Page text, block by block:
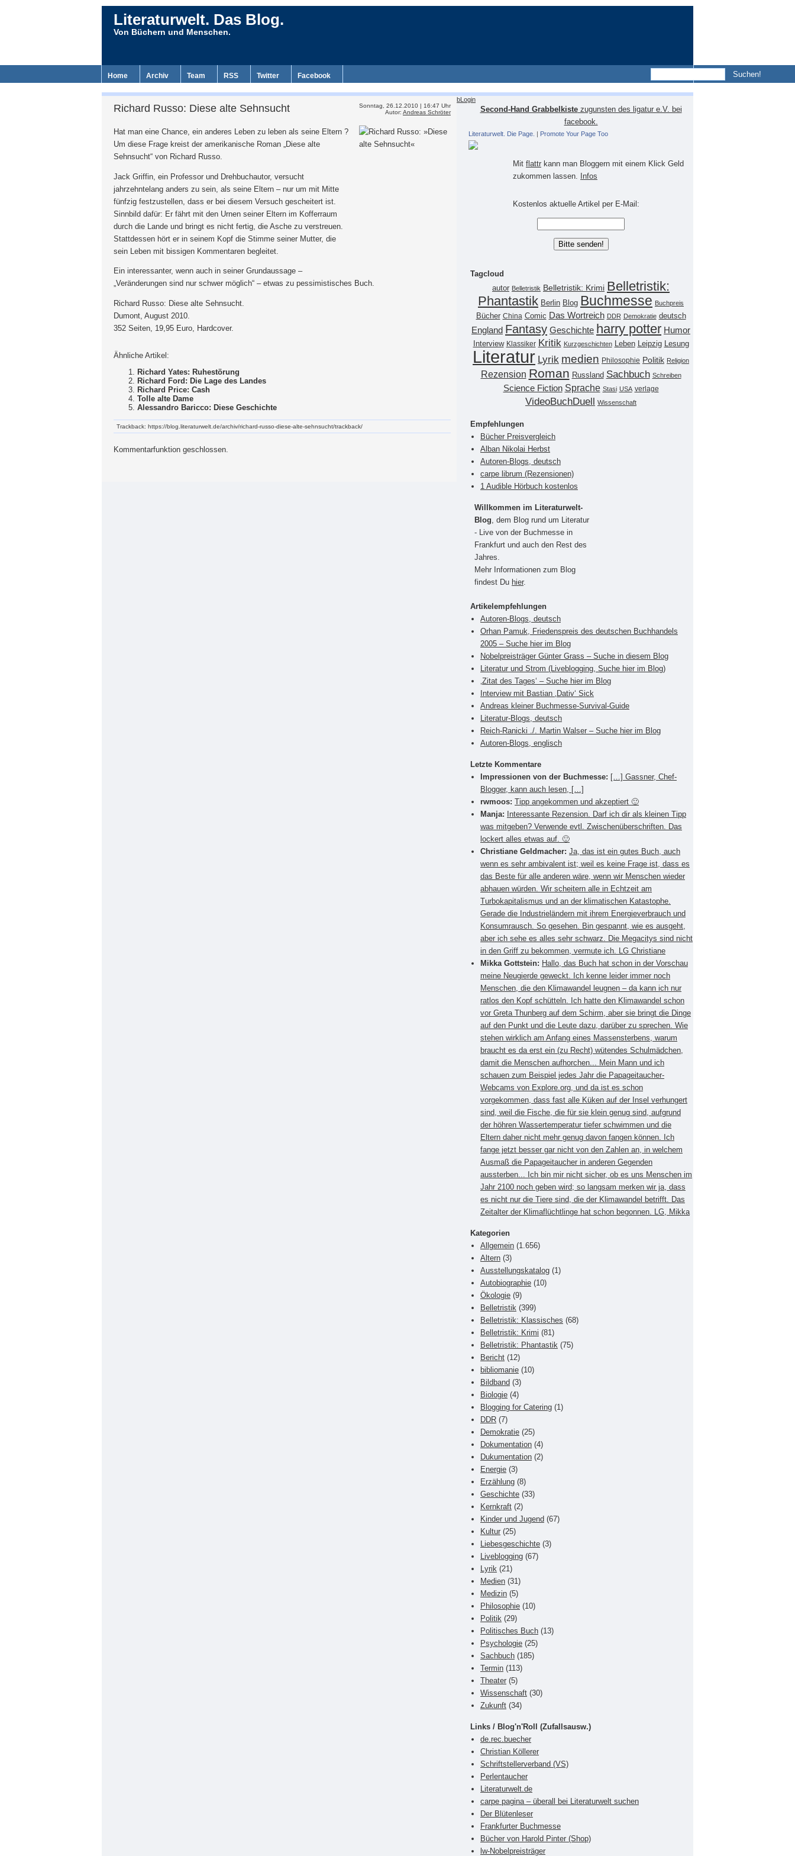
Literaturwelt. Das Blog.
Von Büchern und Menschen.
Home Archiv Team RSS Twitter Facebook
Sonntag, 26.12.2010 | 16:47 Uhr
Autor: Andreas Schröter
Richard Russo: Diese alte Sehnsucht
Hat man eine Chance, ein anderes Leben zu leben als seine Eltern ?
Um diese Frage kreist der amerikanische Roman „Diese alte
Sehnsucht“ von Richard Russo.
Jack Griffin, ein Professor und Drehbuchautor, versucht
jahrzehntelang anders zu sein, als seine Eltern – nur um mit Mitte
fünfzig festzustellen, dass er bei diesem Versuch gescheitert ist.
Sinnbild dafür: Er fährt mit den Urnen seiner Eltern im Kofferraum
durch die Lande und bringt es nicht fertig, die Asche zu verstreuen.
Stattdessen hört er in seinem Kopf die Stimme seiner Mutter, die
sein Leben mit bissigen Kommentaren begleitet.
Ein interessanter, wenn auch in seiner Grundaussage –
„Veränderungen sind nur schwer möglich“ – etwas zu pessimistisches Buch.
Richard Russo: Diese alte Sehnsucht.
Dumont, August 2010.
352 Seiten, 19,95 Euro, Hardcover.
Ähnliche Artikel:
Richard Yates: Ruhestörung
Richard Ford: Die Lage des Landes
Richard Price: Cash
Tolle alte Dame
Alessandro Baricco: Diese Geschichte
Trackback: https://blog.literaturwelt.de/archiv/richard-russo-diese-alte-sehnsucht/trackback/
Kommentarfunktion geschlossen.
bLogin
Second-Hand Grabbelkistezugunsten des ligatur e.V. bei
facebook.
Literaturwelt. Die Page. | Promote Your Page Too
Mit flattr kann man Bloggern mit einem Klick Geld
zukommen lassen.
Infos
Kostenlos aktuelle Artikel per E-Mail:
Tagcloud
autor Belletristik Belletristik: Krimi Belletristik:
Phantastik Berlin Blog Buchmesse Buchpreis
Bücher China Comic Das Wortreich DDR Demokratie deutsch
England Fantasy Geschichte harry potter Humor
Interview Klassiker Kritik Kurzgeschichten Leben Leipzig Lesung
Literatur Lyrik medien Philosophie Politik Religion
Rezension Roman Russland Sachbuch Schreiben
Science Fiction Sprache Stasi USA verlage
VideoBuchDuell Wissenschaft
Empfehlungen
Bücher Preisvergleich
Alban Nikolai Herbst
Autoren-Blogs, deutsch
carpe librum (Rezensionen)
1 Audible Hörbuch kostenlos
Willkommen im Literaturwelt-
Blog , dem Blog rund um Literatur
- Live von der Buchmesse in
Frankfurt und auch den Rest des
Jahres.
Mehr Informationen zum Blog
findest Du hier.
Artikelempfehlungen
Autoren-Blogs, deutsch
Orhan Pamuk, Friedenspreis des deutschen Buchhandels
2005 – Suche hier im Blog
Nobelpreisträger Günter Grass – Suche in diesem Blog
Literatur und Strom (Liveblogging, Suche hier im Blog)
‚Zitat des Tages‘ – Suche hier im Blog
Interview mit Bastian ‚Dativ‘ Sick
Andreas kleiner Buchmesse-Survival-Guide
Literatur-Blogs, deutsch
Reich-Ranicki ./. Martin Walser – Suche hier im Blog
Autoren-Blogs, englisch
Letzte Kommentare
Impressionen von der Buchmesse: […] Gassner, Chef-
Blogger, kann auch lesen, […]
rwmoos: Tipp angekommen und akzeptiert 🙂
Manja:
Interessante Rezension. Darf ich dir als kleinen Tipp
was mitgeben? Verwende evtl. Zwischenüberschriften. Das
lockert alles etwas auf. 🙂
Christiane Geldmacher: Ja, das ist ein gutes Buch, auch
wenn es sehr ambivalent ist; weil es keine Frage ist, dass es
das Beste für alle anderen wäre, wenn wir Menschen wieder
abhauen würden. Wir scheitern alle in Echtzeit am
Turbokapitalismus und an der klimatischen Katastophe.
Gerade die Industrieländern mit ihrem Energieverbrauch und
Konsumrausch. So gesehen. Bin gespannt, wie es ausgeht,
aber ich sehe es alles sehr schwarz. Die Megacitys sind nicht
in den Griff zu bekommen, vermute ich. LG Christiane
Mikka Gottstein: Hallo, das Buch hat schon in der Vorschau
meine Neugierde geweckt. Ich kenne leider immer noch
Menschen, die den Klimawandel leugnen – da kann ich nur
ratlos den Kopf schütteln. Ich hatte den Klimawandel schon
vor Greta Thunberg auf dem Schirm, aber sie bringt die Dinge
auf den Punkt und die Leute dazu, darüber zu sprechen. Wie
stehen wirklich am Anfang eines Massensterbens, warum
braucht es da erst ein (zu Recht) wütendes Schulmädchen,
damit die Menschen aufhorchen... Mein Mann und ich
schauen zum Beispiel jedes Jahr die Papageitaucher-
Webcams von Explore.org, und da ist es schon
vorgekommen, dass fast alle Küken auf der Insel verhungert
sind, weil die Fische, die für sie klein genug sind, aufgrund
der höhren Wassertemperatur tiefer schwimmen und die
Eltern daher nicht mehr genug davon fangen können. Ich
fange jetzt besser gar nicht von den Zahlen an, in welchem
Ausmaß die Papageitaucher in anderen Gegenden
aussterben... Ich bin mir nicht sicher, ob es uns Menschen im
Jahr 2100 noch geben wird; so langsam merken wir ja, dass
es nicht nur die Tiere sind, die der Klimawandel betrifft. Das
Zeitalter der Klimaflüchtlinge hat schon begonnen. LG, Mikka
Kategorien
Allgemein (1.656)
Altern (3)
Ausstellungskatalog (1)
Autobiographie (10)
Ökologie (9)
Belletristik (399)
Belletristik: Klassisches (68)
Belletristik: Krimi (81)
Belletristik: Phantastik (75)
Bericht (12)
bibliomanie (10)
Bildband (3)
Biologie (4)
Blogging for Catering (1)
DDR (7)
Demokratie (25)
Dokumentation (4)
Dukumentation (2)
Energie (3)
Erzählung (8)
Geschichte (33)
Kernkraft (2)
Kinder und Jugend (67)
Kultur (25)
Liebesgeschichte (3)
Liveblogging (67)
Lyrik (21)
Medien (31)
Medizin (5)
Philosophie (10)
Politik (29)
Politisches Buch (13)
Psychologie (25)
Sachbuch (185)
Termin (113)
Theater (5)
Wissenschaft (30)
Zukunft (34)
Links / Blog'n'Roll (Zufallsausw.)
de.rec.buecher
Christian Köllerer
Schriftstellerverband (VS)
Perlentaucher
Literaturwelt.de
carpe pagina – überall bei Literaturwelt suchen
Der Blütenleser
Frankfurter Buchmesse
Bücher von Harold Pinter (Shop)
lw-Nobelpreisträger